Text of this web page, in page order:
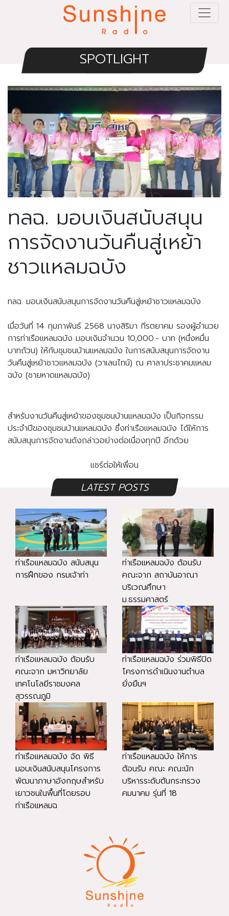
SPOTLIGHT
ทลฉ. มอบเงินสนับสนุน
การจัดงานวันคืนสู่เหย้า
ชาวแหลมฉบัง
ทลฉ. มอบเงินสนับสนุนการจัดงานวันคืนสู่เหย้าชาวแหลมฉบัง
เมื่อวันที่ 14 กุมภาพันธ์ 2568 นางสิริมา กีรตยาคม รองผู้อำนวย
การท่าเรือแหลมฉบัง มอบเงินจำนวน 10,000.- บาท (หนึ่งหมื่น
บาทถ้วน) ให้กับชุมชนบ้านแหลมฉบัง ในการสนับสนุนการจัดงาน
วันคืนสู่เหย้าชาวแหลมฉบัง (วาเลนไทน์) ณ ศาลาประชาคมแหลม
ฉบัง (ชายหาดแหลมฉบัง)
สำหรับงานวันคืนสู่เหย้าของชุมชนบ้านแหลมฉบัง เป็นกิจกรรม
ประจำปีของชุมชนบ้านแหลมฉบัง ซึ่งท่าเรือแหลมฉบัง ได้ให้การ
สนับสนุนการจัดงานดังกล่าวอย่างต่อเนื่องทุกปี อีกด้วย
แชร์ต่อให้เพื่อน
LATEST POSTS
ท่าเรือแหลมฉบัง สนับสนุน
การฝึกของ กรมเจ้าท่า
ท่าเรือแหลมฉบัง ต้อนรับ
คณะจาก สถาบันอาณา
บริเวณศึกษา
ม.ธรรมศาสตร์
ท่าเรือแหลมฉบัง ต้อนรับ
คณะจาก มหาวิทยาลัย
เทคโนโลยีราชมงคล
สุวรรณภูมิ
ท่าเรือแหลมฉบัง ร่วมพิธีปิด
โครงการดำเนินงานตำบล
ยั่งยืนฯ
ท่าเรือแหลมฉบัง จัด พิธี
มอบเงินสนับสนุนโครงการ
พัฒนาภาษาอังกฤษสำหรับ
เยาวชนในพื้นที่โดยรอบ
ท่าเรือแหลมฉ
ท่าเรือแหลมฉบัง ให้การ
ต้อนรับ คณะ คณะนัก
บริหารระดับต้นกระทรวง
คมนาคม รุ่นที่ 18